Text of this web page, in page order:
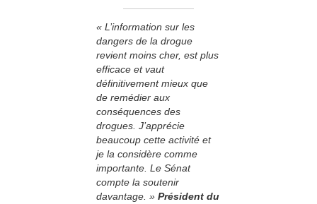
« L’information sur les
dangers de la drogue
revient moins cher, est plus
efficace et vaut
définitivement mieux que
de remédier aux
conséquences des
drogues. J’apprécie
beaucoup cette activité et
je la considère comme
importante. Le Sénat
compte la soutenir
davantage. » ­Président du